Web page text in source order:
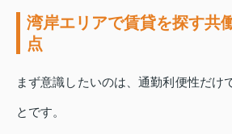
湾岸エリアで賃貸を探す共
点
まず意識したいのは、通勤利便性だけ
とです。